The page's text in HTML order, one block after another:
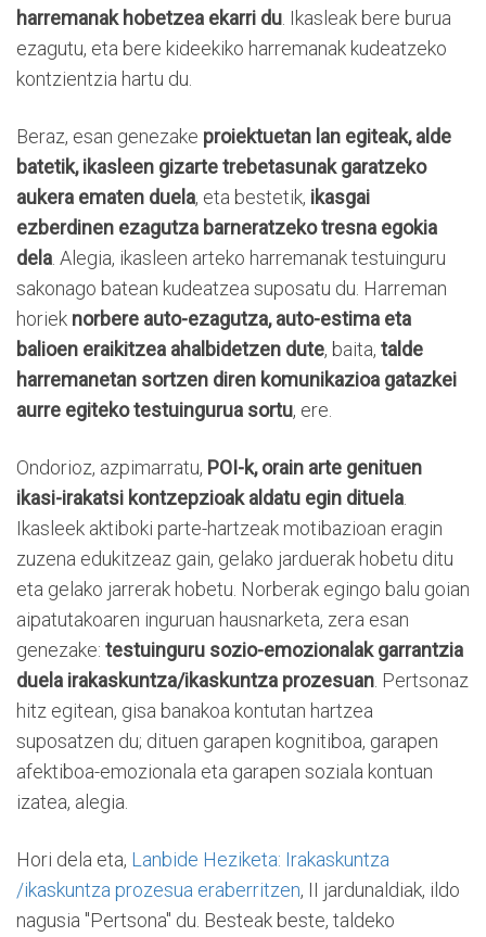
harremanak hobetzea ekarri du . Ikasleak bere burua
ezagutu, eta bere kideekiko harremanak kudeatzeko
kontzientzia hartu du.
Beraz, esan genezake proiektuetan lan egiteak, alde
batetik, ikasleen gizarte trebetasunak garatzeko
aukera ematen duela, eta bestetik, ikasgai
ezberdinen ezagutza barneratzeko tresna egokia
dela . Alegia, ikasleen arteko harremanak testuinguru
sakonago batean kudeatzea suposatu du. Harreman
horiek norbere auto-ezagutza, auto-estima eta
balioen eraikitzea ahalbidetzen dute, baita, talde
harremanetan sortzen diren komunikazioa gatazkei
aurre egiteko testuingurua sortu, ere.
Ondorioz, azpimarratu, POI-k, orain arte genituen
ikasi-irakatsi kontzepzioak aldatu egin dituela
Ikasleek aktiboki parte-hartzeak motibazioan eragin
zuzena edukitzeaz gain, gelako jarduerak hobetu ditu
eta gelako jarrerak hobetu. Norberak egingo balu goian
aipatutakoaren inguruan hausnarketa, zera esan
genezake: testuinguru sozio-emozionalak garrantzia
duela irakaskuntza/ikaskuntza prozesuan . Pertsonaz
hitz egitean, gisa banakoa kontutan hartzea
suposatzen du; dituen garapen kognitiboa, garapen
afektiboa-emozionala eta garapen soziala kontuan
izatea, alegia.
Hori dela eta, Lanbide Heziketa: Irakaskuntza
/ikaskuntza prozesua eraberritzen, II jardunaldiak, ildo
nagusia "Pertsona" du. Besteak beste, taldeko